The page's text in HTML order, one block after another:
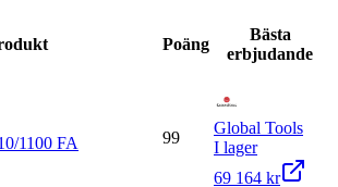
Poäng
Bästa
erbjudande
1100 FA
99
Global Tools
I lager
69 164 kr